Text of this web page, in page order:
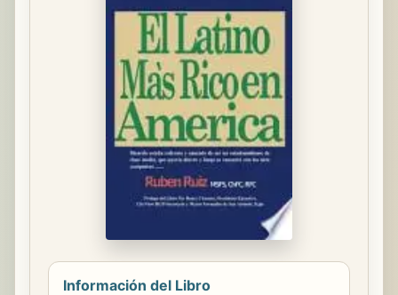
Información del Libro